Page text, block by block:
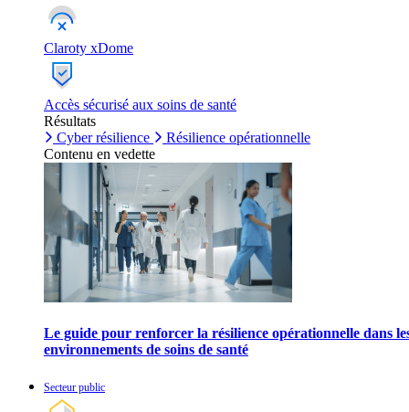
Claroty xDome
Accès sécurisé aux soins de santé
Résultats
Cyber résilience
Résilience opérationnelle
Contenu en vedette
Le guide pour renforcer la résilience opérationnelle dans
environnements de soins de santé
Secteur public